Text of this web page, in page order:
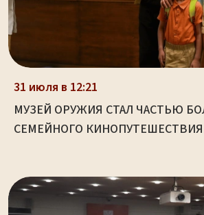
31 июля в 12:21
МУЗЕЙ ОРУЖИЯ СТАЛ ЧАСТЬЮ
СЕМЕЙНОГО